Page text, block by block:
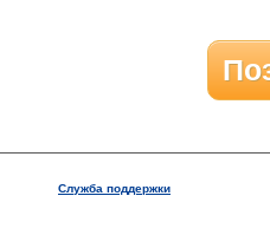
Служба поддержки